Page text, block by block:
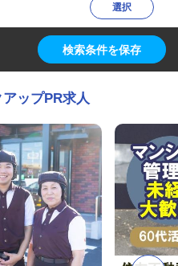
選択
検索条件を保存
ップPR求人